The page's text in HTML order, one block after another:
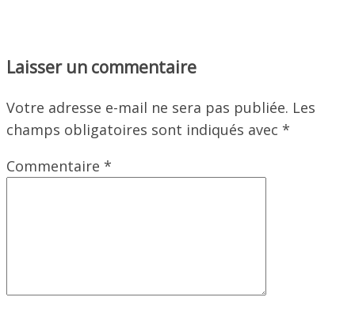
Laisser un commentaire
Votre adresse e-mail ne sera pas publiée. Les
champs obligatoires sont indiqués avec *
Commentaire *